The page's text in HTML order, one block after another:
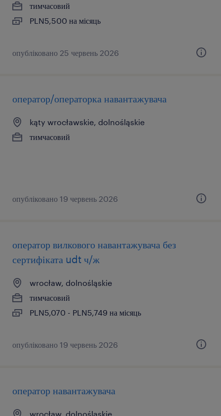
тимчасовий
PLN5,500 на місяць
опубліковано 25 червень 2026
оператор/операторка навантажувача
kąty wrocławskie, dolnośląskie
тимчасовий
опубліковано 19 червень 2026
оператор вилкового навантажувача без
сертифіката udt ч/ж
wrocław, dolnośląskie
тимчасовий
PLN5,070 - PLN5,749 на місяць
опубліковано 19 червень 2026
оператор навантажувача
wrocław, dolnośląskie